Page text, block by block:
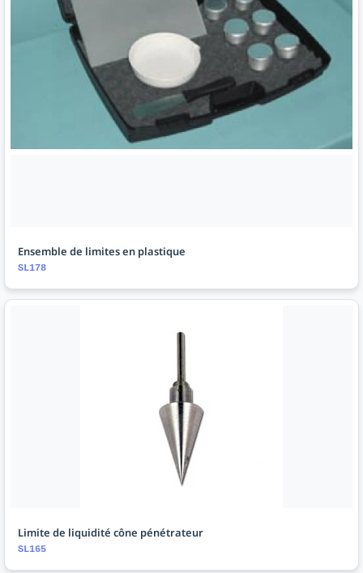
Ensemble de limites en plastique
SL178
Limite de liquidité cône pénétrateur
SL165